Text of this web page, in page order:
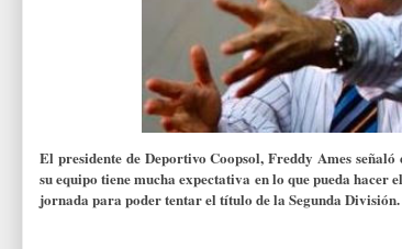
El presidente de Deportivo Coopsol, Freddy Ames
su equipo tiene mucha expectativa en lo que pueda hacer
jornada para poder tentar el título de la Segunda División.